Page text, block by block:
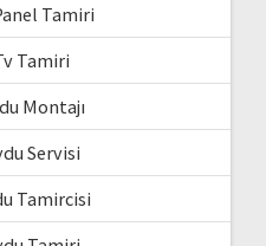
Tamiri
Tamiri
Montajı
Servisi
Tamircisi